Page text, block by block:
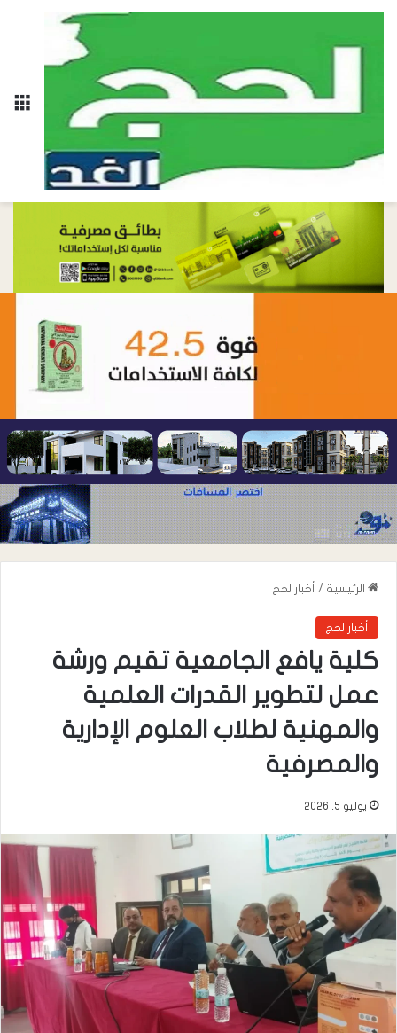
الرئيسية / أخبار لحج
أخبار لحج
كلية يافع الجامعية تقيم ورشة
عمل لتطوير القدرات العلمية
والمهنية لطلاب العلوم الإدارية
والمصرفية
يوليو 5, 2026